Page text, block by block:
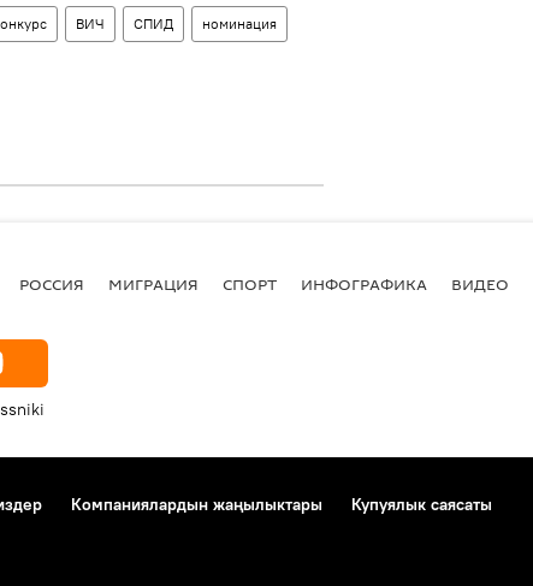
ВИЧ СПИД номинация
РОССИЯ МИГРАЦИЯ СПОРТ ИНФОГРАФИКА ВИДЕО
Компаниялардын жаңылыктары
Купуялык саясаты